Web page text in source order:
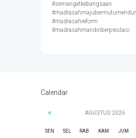
#semangatkebangsaan
#madrasahreform
#madrasahmandiriberprestasi
Calendar
AGUSTUS 2026
SEN SEL RAB KAM JUM